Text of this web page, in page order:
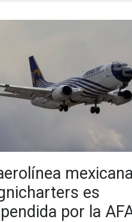
mexicana
es
por la